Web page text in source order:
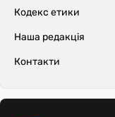
Кодекс етики
Наша редакція
Контакти